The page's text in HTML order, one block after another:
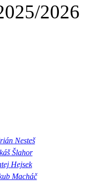
2026
Nesteš
Šlahor
Hejsek
Macháč